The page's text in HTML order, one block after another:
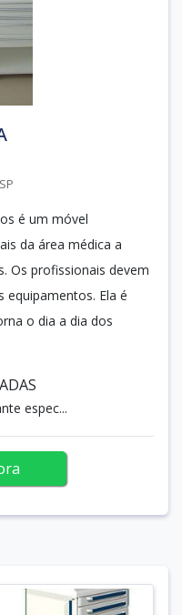
é um móvel
da área médica a
Os profissionais devem
equipamentos. Ela é
o dia a dia dos
espec...